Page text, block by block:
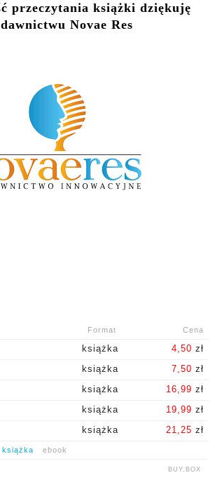
przeczytania książki dziękuję
Novae Res
Format Cena
książka 4,50 zł
książka 7,50 zł
książka 16,99 zł
książka 19,99 zł
książka 21,25 zł
książka ebook
BUY.BOX